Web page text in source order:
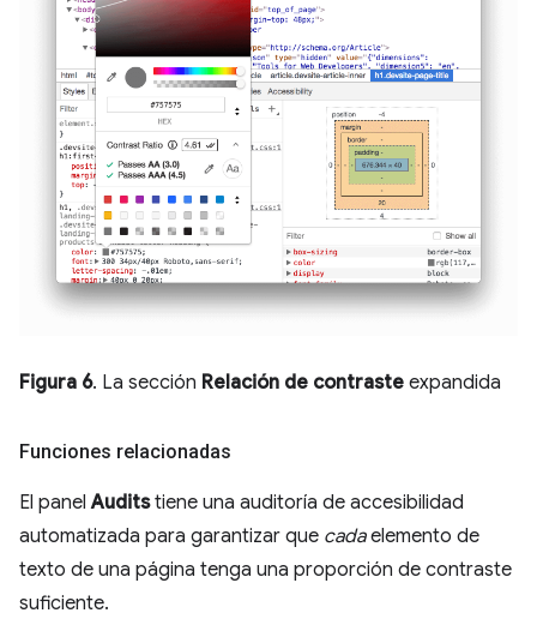
Figura 6. La sección Relación de contraste expandida
Funciones relacionadas
El panelAuditstiene una auditoría de accesibilidad
automatizada para garantizar que cadaelemento de
texto de una página tenga una proporción de contraste
suficiente.